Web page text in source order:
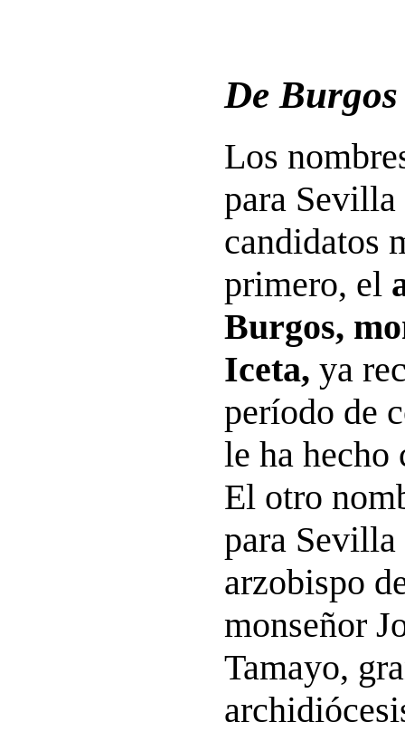
De
Los
para Sevilla
candidatos
primero, el
Burgos,
Iceta, ya
período de
le ha hecho
El otro
para Sevilla
arzobispo
monseñor
Tamayo,